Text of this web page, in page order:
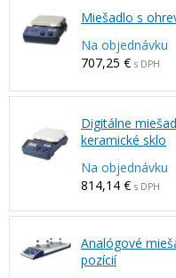
Miešadlo s
Na objednávku
707,25 € s DPH
Digitálne
keramické sklo
Na objednávku
814,14 € s DPH
Analógové
pozícií